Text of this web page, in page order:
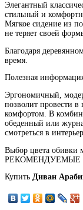
Элегантный
стильный и
Мягкое сидение из
не теряет своей
Благодаря
время.
Полезная
Эргономичный,
позволит провести
комфортом. В
обеденный или
смотреться в
Выбор цвета обивки
РЕКОМЕНДУЕМЫЕ
Купить Диван